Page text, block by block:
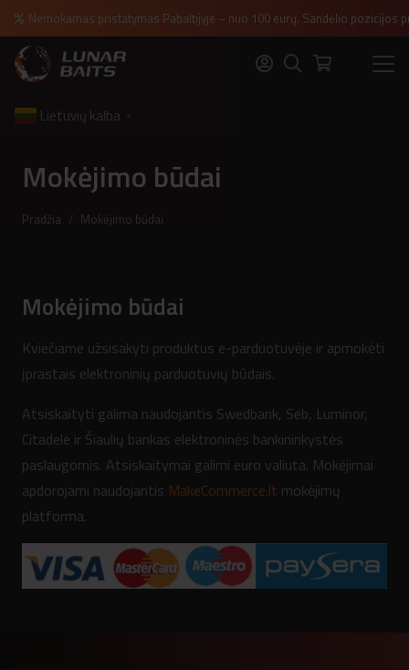
Nemokamas pristatymas Pabaltijyje – nuo 100 eurų. Sandėlio
Lietuvių kalba
Mokėjimo būdai
Pradžia / Mokėjimo būdai
Mokėjimo būdai
Kviečiame užsisakyti produktus e-parduotuvėje ir apmokėti
įprastais elektroninių parduotuvių būdais.
Atsiskaityti galima naudojantis Swedbank, Seb, Luminor,
Citadele ir Šiaulių bankas elektroninės bankininkystės
paslaugomis. Atsiskaitymai galimi euro valiuta. Mokėjimai
apdorojami naudojantis MakeCommerce.lt mokėjimų
platforma.